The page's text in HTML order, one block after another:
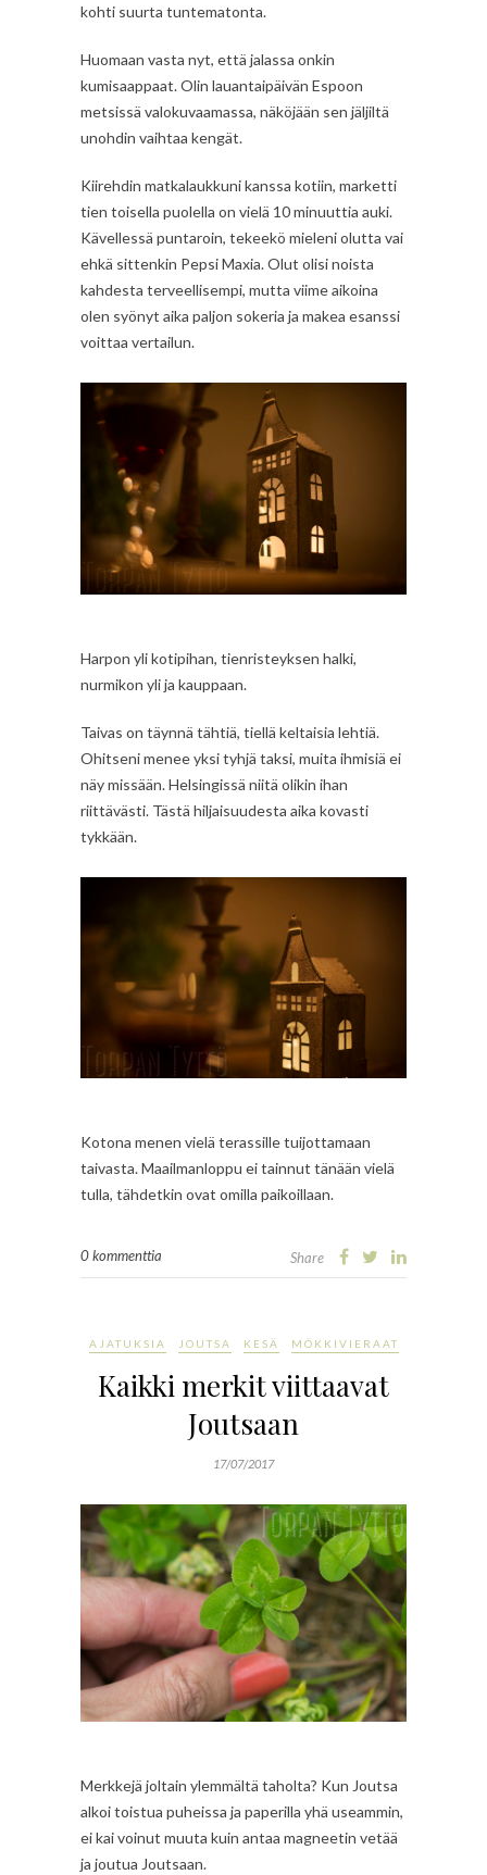
kohti suurta tuntematonta.
Huomaan vasta nyt, että jalassa onkin
kumisaappaat. Olin lauantaipäivän Espoon
metsissä valokuvaamassa, näköjään sen jäljiltä
unohdin vaihtaa kengät.
Kiirehdin matkalaukkuni kanssa kotiin, marketti
tien toisella puolella on vielä 10 minuuttia auki.
Kävellessä puntaroin, tekeekö mieleni olutta vai
ehkä sittenkin Pepsi Maxia. Olut olisi noista
kahdesta terveellisempi, mutta viime aikoina
olen syönyt aika paljon sokeria ja makea esanssi
voittaa vertailun.
Harpon yli kotipihan, tienristeyksen halki,
nurmikon yli ja kauppaan.
Taivas on täynnä tähtiä, tiellä keltaisia lehtiä.
Ohitseni menee yksi tyhjä taksi, muita ihmisiä ei
näy missään. Helsingissä niitä olikin ihan
riittävästi. Tästä hiljaisuudesta aika kovasti
tykkään.
Kotona menen vielä terassille tuijottamaan
taivasta. Maailmanloppu ei tainnut tänään vielä
tulla, tähdetkin ovat omilla paikoillaan.
0 kommenttia Share
AJATUKSIA JOUTSA KESÄ MÖKKIVIERAAT
Kaikki merkit viittaavat
Joutsaan
17/07/2017
Merkkejä joltain ylemmältä taholta? Kun Joutsa
alkoi toistua puheissa ja paperilla yhä useammin,
ei kai voinut muuta kuin antaa magneetin vetää
ja joutua Joutsaan.